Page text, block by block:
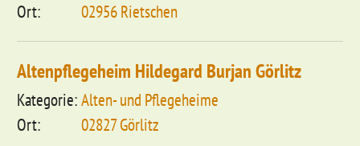
02956 Rietschen
Altenpflegeheim Hildegard Burjan Görlitz
Alten- und Pflegeheime
02827 Görlitz